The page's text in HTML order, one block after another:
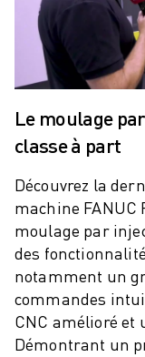
COÛT TOTAL D'UNE
MACHINES
ROBOCUT MACHINES
ROBOCUT MATÉRIEL
LOGICIEL ROBOCUT
ROBOCUT
SOLUTIONS IIOT
SOLUTIONS POUR
DES SOLUTIONS
ENREGISTREMENT DU
TÉMOIGNAGES
SOLUTIONS
INDUSTRIES
Le moulage
classe à part
Découvrez la
machine FANUC
moulage par
des
notamment un
commandes
CNC amélioré et
Démontrant un